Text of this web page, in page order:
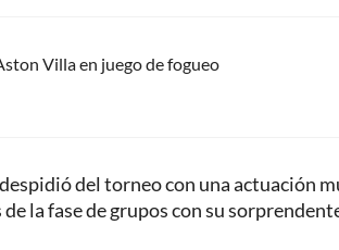
Villa en juego de fogueo
del torneo con una actuación
la fase de grupos con su